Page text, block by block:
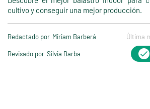
cultivo y conseguir una mejor producción.
Redactado por Miriam Barberá Última
Revisado por Silvia Barba